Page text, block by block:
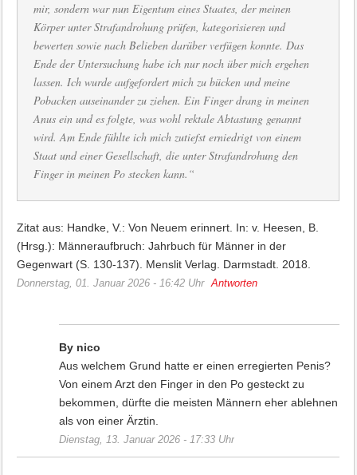
mir, sondern war nun Eigentum eines Staates, der meinen
Körper unter Strafandrohung prüfen, kategorisieren und
bewerten sowie nach Belieben darüber verfügen konnte. Das
Ende der Untersuchung habe ich nur noch über mich ergehen
lassen. Ich wurde aufgefordert mich zu bücken und meine
Pobacken auseinander zu ziehen. Ein Finger drang in meinen
Anus ein und es folgte, was wohl rektale Abtastung genannt
wird. Am Ende fühlte ich mich zutiefst erniedrigt von einem
Staat und einer Gesellschaft, die unter Strafandrohung den
Finger in meinen Po stecken kann.“
Zitat aus: Handke, V.: Von Neuem erinnert. In: v. Heesen, B.
(Hrsg.): Männeraufbruch: Jahrbuch für Männer in der
Gegenwart (S. 130-137). Menslit Verlag. Darmstadt. 2018.
Donnerstag, 01. Januar 2026 - 16:42 Uhr Antworten
By nico
Aus welchem Grund hatte er einen erregierten Penis?
Von einem Arzt den Finger in den Po gesteckt zu
bekommen, dürfte die meisten Männern eher ablehnen
als von einer Ärztin.
Dienstag, 13. Januar 2026 - 17:33 Uhr